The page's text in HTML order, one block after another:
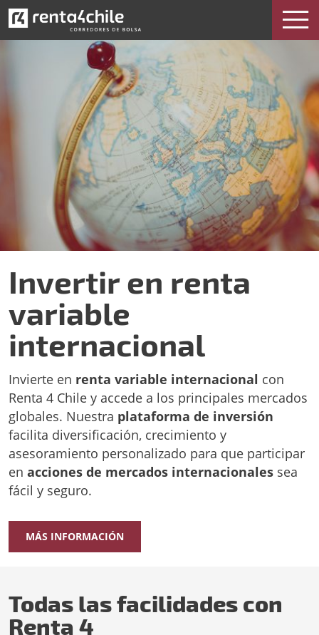
Invertir en renta variable internacional
Invertir en renta
variable
internacional
Invierte en renta variable internacional con
Renta 4 Chile y accede a los principales mercados
globales. Nuestra plataforma de inversión
facilita diversificación, crecimiento y
asesoramiento personalizado para que participar
en acciones de mercados internacionales sea
fácil y seguro.
MÁS INFORMACIÓN
Todas las facilidades con
Renta 4